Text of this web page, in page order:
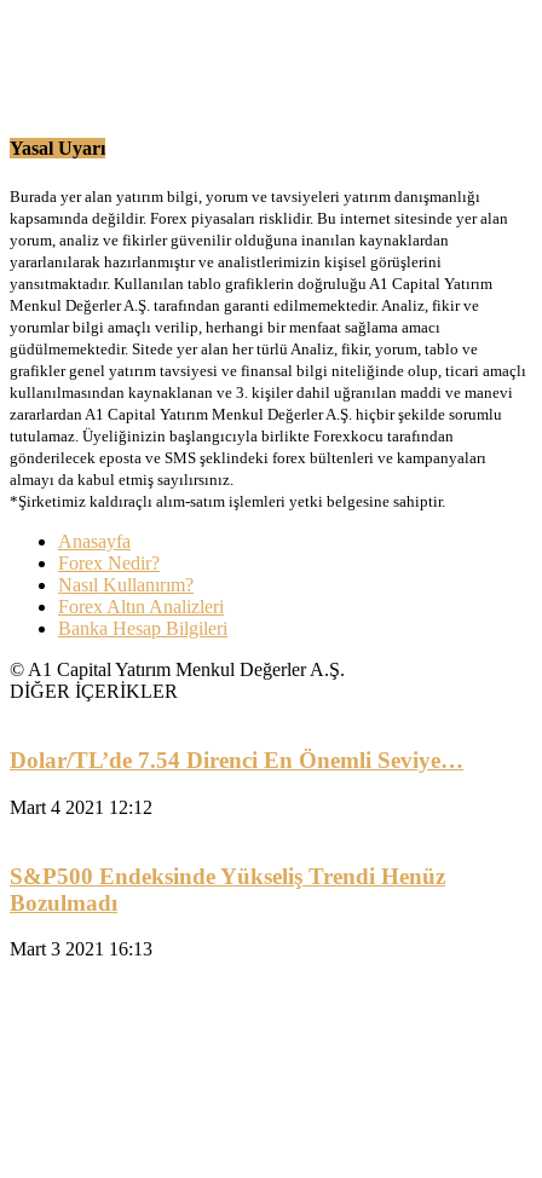
Yasal Uyarı
Burada yer alan yatırım bilgi, yorum ve tavsiyeleri yatırım danışmanlığı
kapsamında değildir. Forex piyasaları risklidir. Bu internet sitesinde yer alan
yorum, analiz ve fikirler güvenilir olduğuna inanılan kaynaklardan
yararlanılarak hazırlanmıştır ve analistlerimizin kişisel görüşlerini
yansıtmaktadır. Kullanılan tablo grafiklerin doğruluğu A1 Capital Yatırım
Menkul Değerler A.Ş. tarafından garanti edilmemektedir. Analiz, fikir ve
yorumlar bilgi amaçlı verilip, herhangi bir menfaat sağlama amacı
güdülmemektedir. Sitede yer alan her türlü Analiz, fikir, yorum, tablo ve
grafikler genel yatırım tavsiyesi ve finansal bilgi niteliğinde olup, ticari amaçlı
kullanılmasından kaynaklanan ve 3. kişiler dahil uğranılan maddi ve manevi
zararlardan A1 Capital Yatırım Menkul Değerler A.Ş. hiçbir şekilde sorumlu
tutulamaz. Üyeliğinizin başlangıcıyla birlikte Forexkocu tarafından
gönderilecek eposta ve SMS şeklindeki forex bültenleri ve kampanyaları
almayı da kabul etmiş sayılırsınız.
*Şirketimiz kaldıraçlı alım-satım işlemleri yetki belgesine sahiptir.
Anasayfa
Forex Nedir?
Nasıl Kullanırım?
Forex Altın Analizleri
Banka Hesap Bilgileri
© A1 Capital Yatırım Menkul Değerler A.Ş.
DİĞER İÇERİKLER
Dolar/TL’de 7.54 Direnci En Önemli Seviye…
Mart 4 2021 12:12
S&P500 Endeksinde Yükseliş Trendi Henüz
Bozulmadı
Mart 3 2021 16:13